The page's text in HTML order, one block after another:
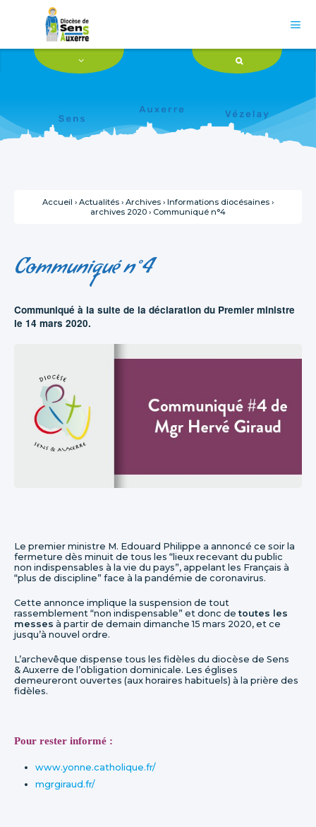
navigation

Accueil › Actualités › Archives › Informations diocésaines ›
archives 2020 › Communiqué n°4
Communiqué n°4
Communiqué à la suite de la déclaration du Premier ministre
le 14 mars 2020.
Le premier ministre M. Edouard Philippe a annoncé ce soir la
fermeture dès minuit de tous les “lieux recevant du public
non indispensables à la vie du pays”, appelant les Français à
“plus de discipline” face à la pandémie de coronavirus.
Cette annonce implique la suspension de tout
rassemblement “non indispensable” et donc detoutes les
messes à partir de demain dimanche 15 mars 2020, et ce
jusqu’à nouvel ordre.
L’archevêque dispense tous les fidèles du diocèse de Sens
& Auxerre de l’obligation dominicale. Les églises
demeureront ouvertes (aux horaires habituels) à la prière des
fidèles.
Pour rester informé :
www.yonne.catholique.fr/
mgrgiraud.fr/